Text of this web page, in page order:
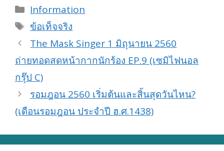
Categories
Information
Tags
ข้อเท็จจริง
The Mask Singer 1 มิถุนายน 2560
ถ่ายทอดสดหน้ากากนักร้อง EP.9 (เซมิไฟนอล
กรุ๊ป C)
รอมฎอน 2560 เริ่มต้นและสิ้นสุดวันไหน?
(เดือนรอมฎอน ประจำปี ฮ.ศ.1438)